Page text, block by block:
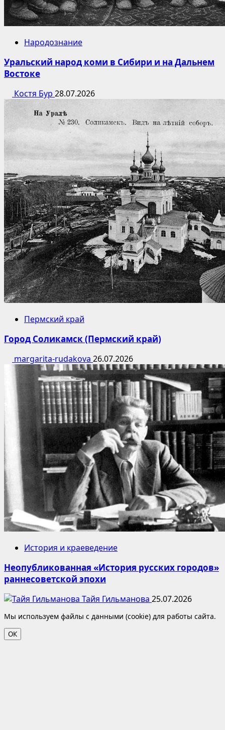
Народознание
Уральский народ коми в Сибири и на Дальнем
Востоке
Костя Бур 28.07.2026
Пермский край
Город Соликамск (Пермский край)
margarita-rudakova 26.07.2026
История и краеведение
Неопубликованная «История русских городов»
раннесоветской эпохи
Тайя Гильманова 25.07.2026
Мы используем файлы с данными (cookie) для работы сайта.
ОК